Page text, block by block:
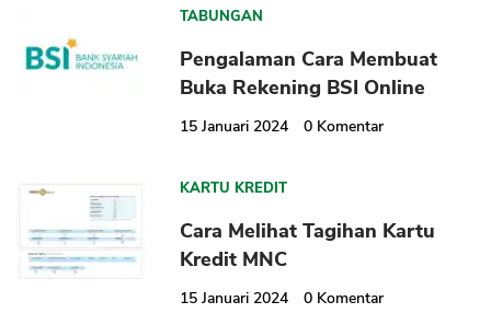
TABUNGAN
Pengalaman Cara Membuat
Buka Rekening BSI Online
15 Januari 2024 0 Komentar
KARTU KREDIT
Cara Melihat Tagihan Kartu
Kredit MNC
15 Januari 2024 0 Komentar